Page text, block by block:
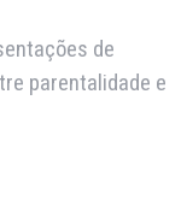
de
parentalidade e